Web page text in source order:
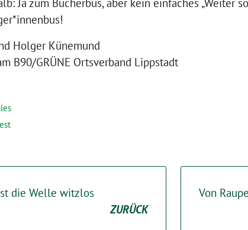
Holger Künemund
B90/GRÜNE Ortsverband Lippstadt
die Welle witzlos
ZURÜCK
Von